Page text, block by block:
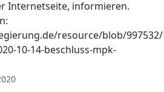
Internetseite, informieren.
resource/blob/997532/
10-14-beschluss-mpk-